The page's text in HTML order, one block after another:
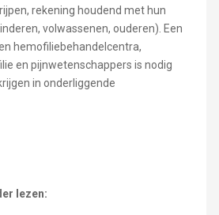
rekening houdend met hun
volwassenen, ouderen). Een
hemofiliebehandelcentra,
en pijnwetenschappers is nodig
in onderliggende
lezen: